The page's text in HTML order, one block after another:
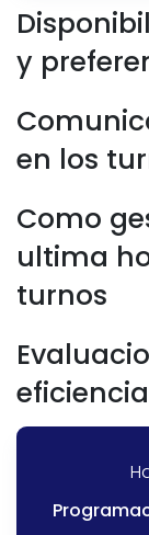
y
en los
Como
ultima
turnos